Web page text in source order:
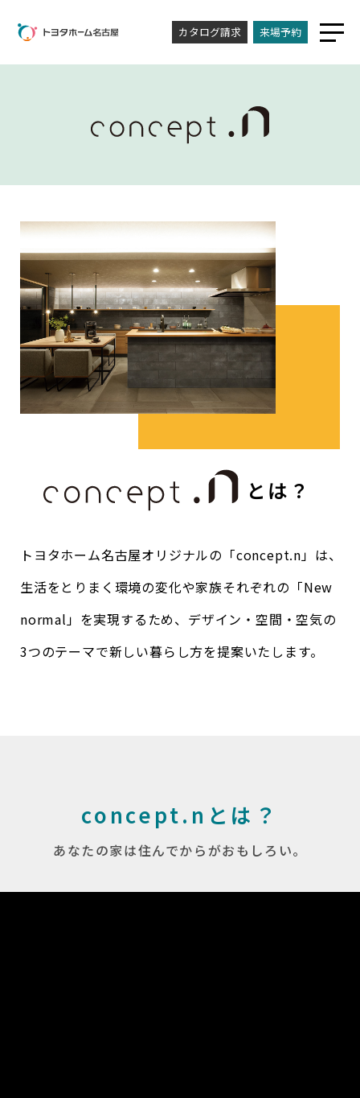
カタログ請求 来場予約
とは？
トヨタホーム名古屋オリジナルの「concept.n」は、
生活をとりまく環境の変化や家族それぞれの「New
normal」を実現するため、デザイン・空間・空気の
3つのテーマで新しい暮らし方を提案いたします。
concept.nとは？
あなたの家は住んでからがおもしろい。